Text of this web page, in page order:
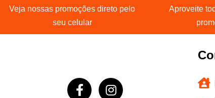
Veja nossas promoções direto pelo
seu celular
Aproveite